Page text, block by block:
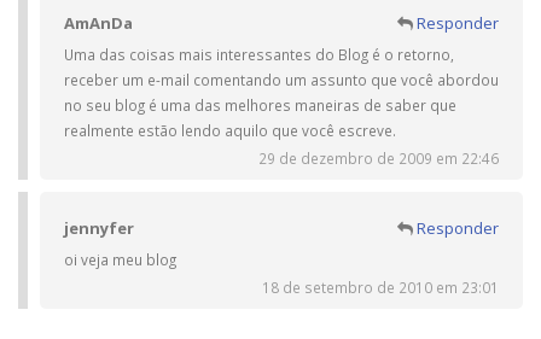
AmAnDa Responder
Uma das coisas mais interessantes do Blog é o retorno,
receber um e-mail comentando um assunto que você abordou
no seu blog é uma das melhores maneiras de saber que
realmente estão lendo aquilo que você escreve.
29 de dezembro de 2009 em 22:46
jennyfer Responder
oi veja meu blog
18 de setembro de 2010 em 23:01